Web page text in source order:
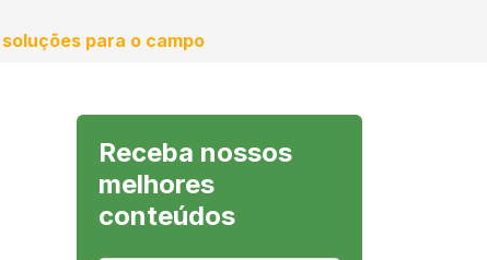
para o campo
Receba nossos
melhores
conteúdos